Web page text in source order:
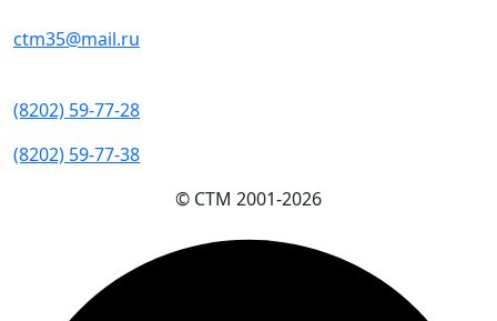
ctm35@mail.ru
(8202) 59-77-28
(8202) 59-77-38
© СТМ 2001-2026